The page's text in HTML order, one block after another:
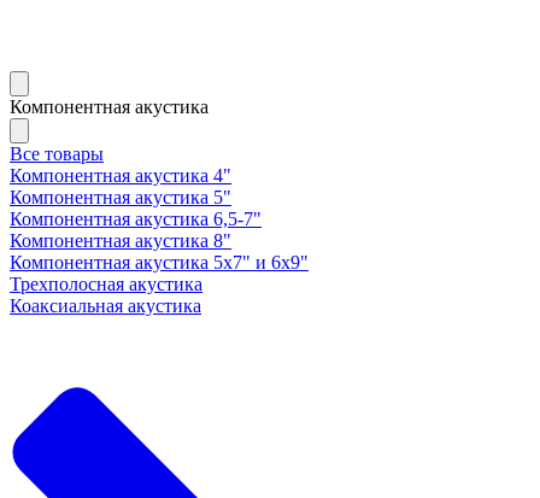
Компонентная акустика
Все товары
Компонентная акустика 4"
Компонентная акустика 5"
Компонентная акустика 6,5-7"
Компонентная акустика 8"
Компонентная акустика 5х7" и 6х9"
Трехполосная акустика
Коаксиальная акустика